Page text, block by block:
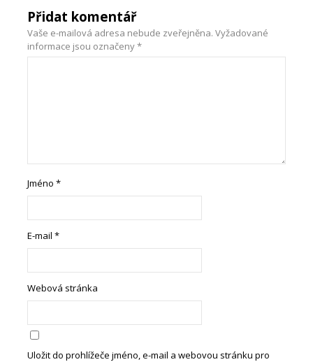
Přidat komentář
Vaše e-mailová adresa nebude zveřejněna. Vyžadované
informace jsou označeny*
Jméno*
E-mail*
Webová stránka
Uložit do prohlížeče jméno, e-mail a webovou stránku pro